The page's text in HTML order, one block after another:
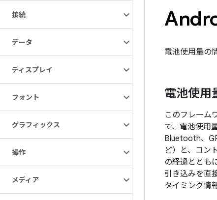
接続
データ
ディスプレイ
フォント
グラフィックス
操作
メディア
電池使用量の
電池使用
このフレーム
で、電池使用
Bluetooth、
ど）と、コン
の経過ととも
引き込みを直
タイミング情